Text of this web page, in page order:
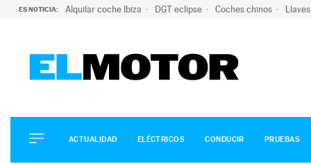
ES NOTICIA: Alquilar coche Ibiza DGT eclipse Coches chinos
ELÉCTRICOS
CONDUCIR
ACTUALIDAD ELÉCTRICOS CONDUCIR PRUEBAS